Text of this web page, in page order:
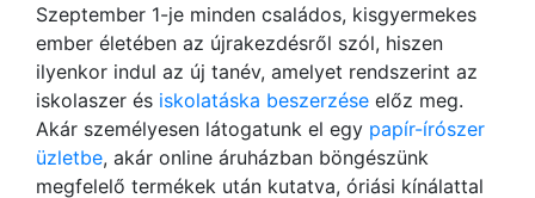
Szeptember 1-je minden családos, kisgyermekes
ember életében az újrakezdésről szól, hiszen
ilyenkor indul az új tanév, amelyet rendszerint az
iskolaszer és iskolatáska beszerzése előz meg.
Akár személyesen látogatunk el egy papír-írószer
üzletbe, akár online áruházban böngészünk
megfelelő termékek után kutatva, óriási kínálattal